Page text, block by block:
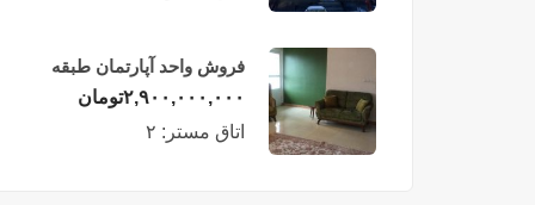
فروش واحد آپارتمان طبقه
چهارم در فریدونکنار
۲,۹۰۰,۰۰۰,۰۰۰تومان
اتاق مستر: ۲